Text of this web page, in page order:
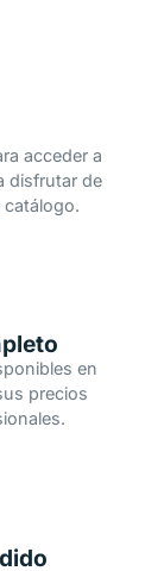
acceder a
disfrutar de
en
precios